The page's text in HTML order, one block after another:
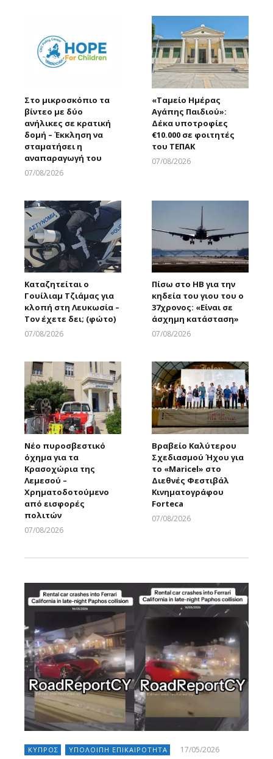
Στο μικροσκόπιο τα
βίντεο με δύο
ανήλικες σε κρατική
δομή – Έκκληση να
σταματήσει η
αναπαραγωγή του
07/08/2026
«Ταμείο Ημέρας
Αγάπης Παιδιού»:
Δέκα υποτροφίες
€10.000 σε φοιτητές
του ΤΕΠΑΚ
07/08/2026
Καταζητείται ο
Γουίλιαμ Τζιάμας για
κλοπή στη Λευκωσία –
Τον έχετε δει; (φώτο)
07/08/2026
Πίσω στο ΗΒ για την
κηδεία του γιου του ο
37χρονος: «Είναι σε
άσχημη κατάσταση»
07/08/2026
Νέο πυροσβεστικό
όχημα για τα
Κρασοχώρια της
Λεμεσού –
Χρηματοδοτούμενο
από εισφορές
πολιτών
07/08/2026
Βραβείο Καλύτερου
Σχεδιασμού Ήχου για
το «Maricel» στο
Διεθνές Φεστιβάλ
Κινηματογράφου
Forteca
07/08/2026
ΚΥΠΡΟΣ ΥΠΟΛΟΙΠΗ ΕΠΙΚΑΙΡΟΤΗΤΑ 17/05/2026